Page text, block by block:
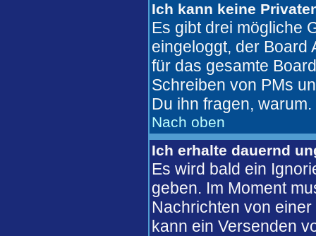
Ich kann keine
Es gibt drei mögliche
eingeloggt, der Board
für das gesamte
Schreiben von PMs
Du ihn fragen, warum.
Nach oben
Ich erhalte dauernd
Es wird bald ein
geben. Im Moment
Nachrichten von
kann ein Versenden